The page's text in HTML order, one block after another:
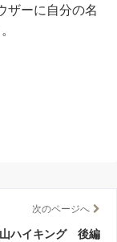
ザーに自分の名
次のページへ
ハイキング 後編